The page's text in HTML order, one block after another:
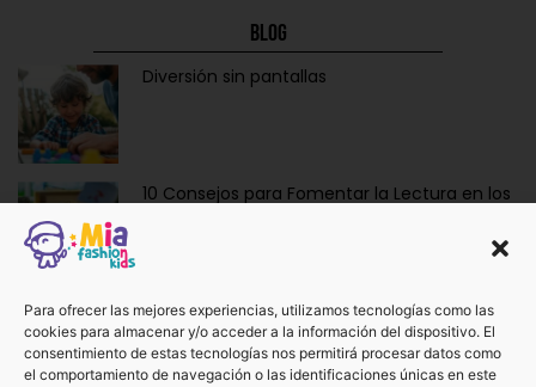
Para ofrecer las mejores experiencias, utilizamos tecnologías como las
cookies para almacenar y/o acceder a la información del dispositivo. El
consentimiento de estas tecnologías nos permitirá procesar datos como
el comportamiento de navegación o las identificaciones únicas en este
Blog
Diversión sin pantallas
10 Consejos para Fomentar la Lectura en los
Ropa y Accesorios para Bebés Recién
Nacidos: La Dulzura de Vestir a los Más
Pequeños.